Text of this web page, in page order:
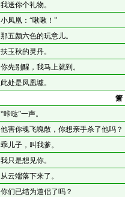
我送你个礼物。
小凤凰：“啾啾！”
那五颜六色的玩意儿。
扶玉秋的灵丹。
你先别醒，我马上就到。
此处是凤凰墟。
“咔哒”一声。
他害你魂飞魄散，你想亲手杀了他吗？
乖儿子，叫我爹。
我只是想见你。
从云端落下来了。
你们已结为道侣了吗？